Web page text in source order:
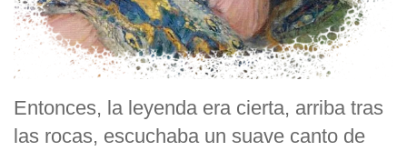
Entonces, la leyenda era cierta, arriba tras
las rocas, escuchaba un suave canto de